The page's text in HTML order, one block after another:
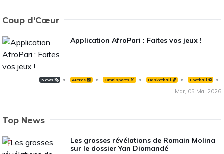
Coup d'Cœur
Application AfroPari : Faites vos jeux !
News 🗞️ Autres 🎽 Omnisports 🏅 Basketball 🏀 Football ⚽️
Mar, 05 Mai 2026
Top News
Les grosses révélations de Romain Molina
sur le dossier Yan Diomandé